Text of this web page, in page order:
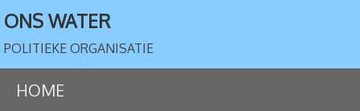
ONS WATER
POLITIEKE ORGANISATIE
HOME